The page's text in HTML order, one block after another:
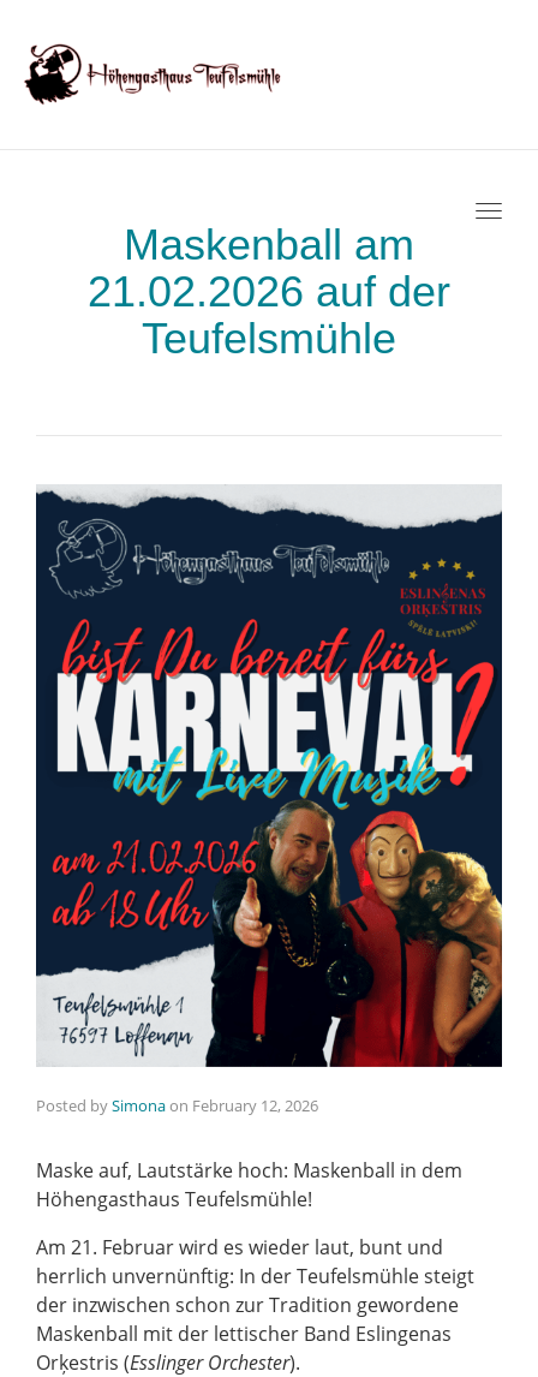
Maskenball am
21.02.2026 auf der
Teufelsmühle
Posted bySimonaon February 12, 2026
Maske auf, Lautstärke hoch: Maskenball in dem
Höhengasthaus Teufelsmühle!
Am 21. Februar wird es wieder laut, bunt und
herrlich unvernünftig: In der Teufelsmühle steigt
der inzwischen schon zur Tradition gewordene
Maskenball mit der lettischer Band Eslingenas
Orķestris (Esslinger Orchester).